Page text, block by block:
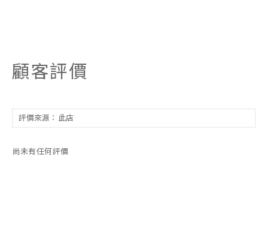
顧客評價
尚未有任何評價